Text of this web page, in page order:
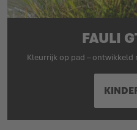
FAULI
Kleurrijk op pad – ontwikkeld